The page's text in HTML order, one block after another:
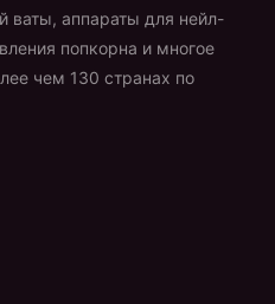
ваты, аппараты для нейл-
попкорна и многое
чем 130 странах по